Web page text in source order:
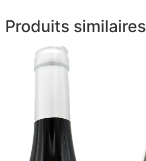
Produits similaires